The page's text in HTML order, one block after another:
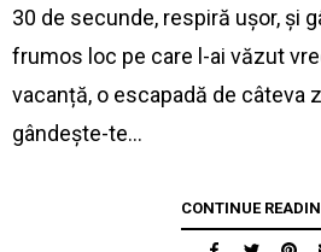
30 de secunde, respiră ușor, și
frumos loc pe care l-ai văzut
vacanță, o escapadă de câteva
gândește-te…
CONTINUE